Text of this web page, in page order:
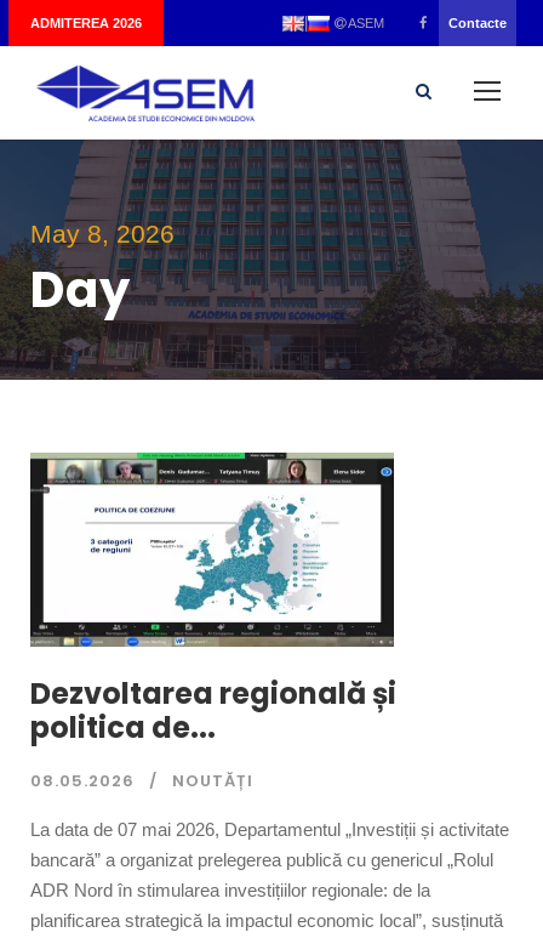
ADMITEREA 2026 ASEM Contacte
May 8, 2026
Day
Dezvoltarea regională și
politica de...
08.05.2026 NOUTĂȚI
La data de 07 mai 2026, Departamentul „Investiții și activitate
bancară” a organizat prelegerea publică cu genericul „Rolul
ADR Nord în stimularea investițiilor regionale: de la
planificarea strategică la impactul economic local”, susținută